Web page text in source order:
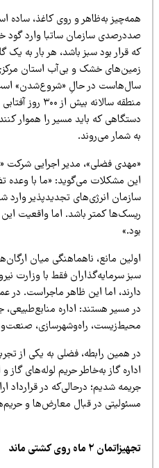
به‌ظاهر و روی کاغذ، ساده است.
سازمان ساتبا وارد گود
قرار بود سبز باشد، هر بار به یک
خشک و بی‌آب استان مرکزی،
در حالِ «شروع‌شدن» است. نه
منطقه سالانه بیش از ۳۰۰
که باید مسیر را هموار کنند،
شمار می‌روند.
فضلی»، مدیر اجرایی شرکت
مشکلات می‌گوید: «ما با وعده
انرژی‌های تجدیدپذیر وارد شدیم.
کمتر باشد. اما واقعیت این بود
مانع، ناهماهنگی میان ارگان‌ها
سرمایه‌گذاران فقط با وزارت نیرو،
اما این ظاهر ماجراست. در
مسیر هستند: اداره منابع‌طبیعی،
راه‌و‌شهرسازی،
همین رابطه، فضلی به یکی از تجربیات
گاز به‌خاطر حریم لوله‌های گاز و
شدیم؛ درحالی‌که در قرارداد
در قبال معارض‌ها و حریم‌ها
۲ ماه روی کشتی ماند